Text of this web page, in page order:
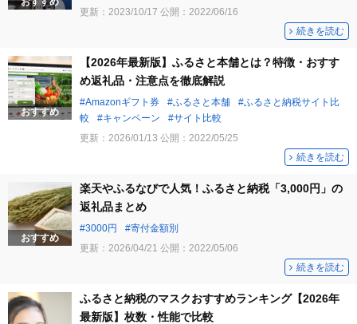
更新： 2023/10/17 公開： 2022/06/16
続きを読む
【2026年最新版】ふるさと本舗とは？特徴・おすす
め返礼品・注意点を徹底解説
Amazonギフト券 ふるさと本舗
ふるさと納税サイト比
較
キャンペーン
サイト比較
更新： 2026/01/13 公開： 2022/05/25
続きを読む
おすすめ
楽天やふるなびで人気！ふるさと納税「3,000円」の
返礼品まとめ
3000円
寄付金額別
更新： 2026/04/21 公開： 2022/05/06
続きを読む
おすすめ
ふるさと納税のマスクおすすめランキング【2026年
最新版】枚数・性能で比較